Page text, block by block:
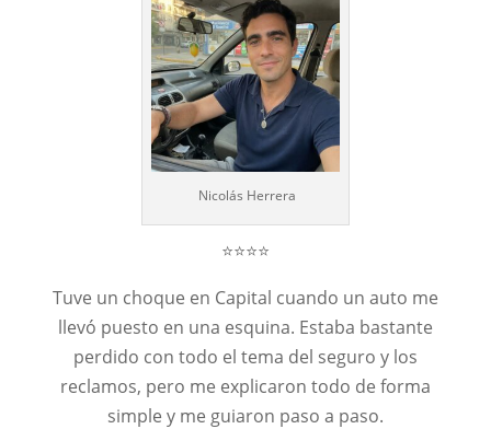
Nicolás Herrera
⭐⭐⭐⭐
Tuve un choque en Capital cuando un auto me
llevó puesto en una esquina. Estaba bastante
perdido con todo el tema del seguro y los
reclamos, pero me explicaron todo de forma
simple y me guiaron paso a paso.